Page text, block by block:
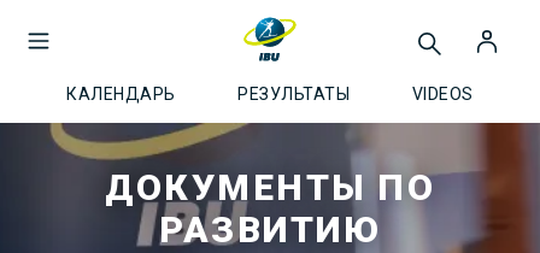
КАЛЕНДАРЬ РЕЗУЛЬТАТЫ VIDEOS
ДОКУМЕНТЫ ПО
РАЗВИТИЮ